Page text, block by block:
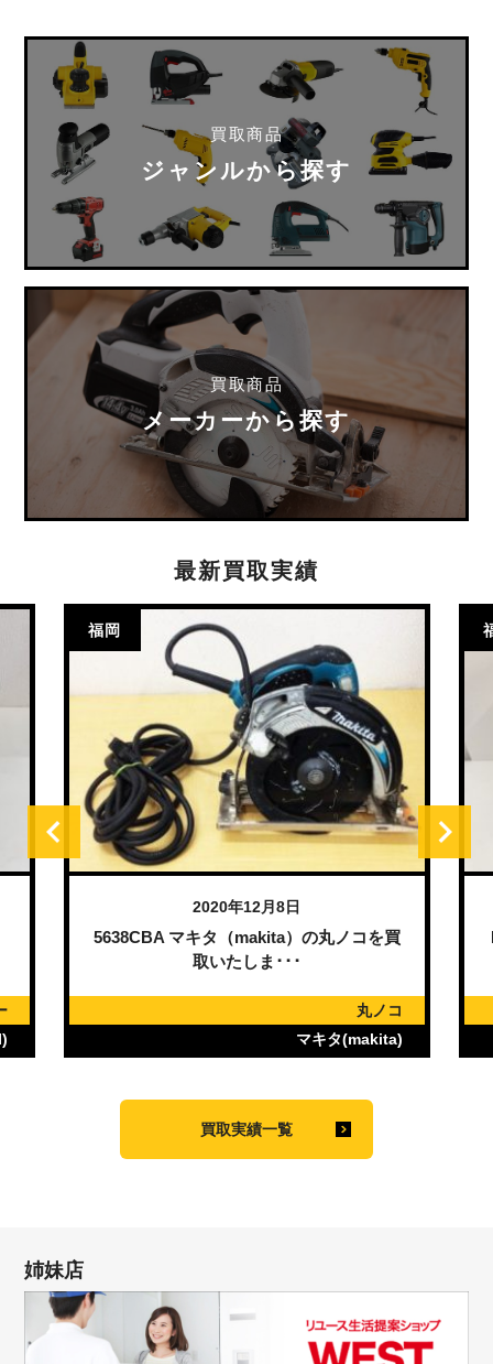
買取商品
ジャンルから探す
買取商品
メーカーから探す
最新買取実績
福岡
2020年12月8日
5638CBA マキタ（makita）の丸ノコを買
取いたしま･･･
丸ノコ
マキタ(makita)
買取実績一覧
姉妹店